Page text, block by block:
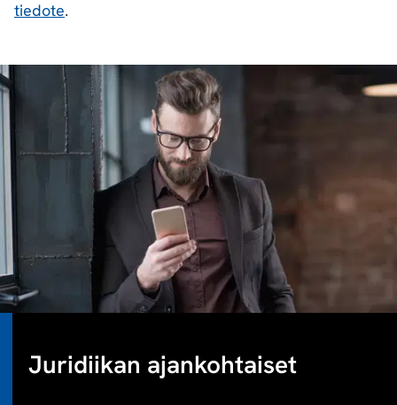
tiedote.
Juridiikan ajankohtaiset